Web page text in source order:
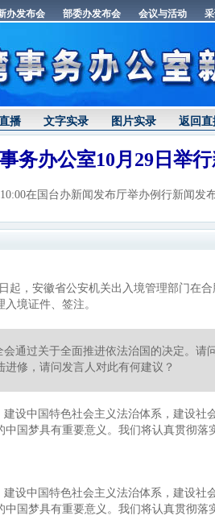
播 文字实录 图片实录 返回直
务办公室10月29日举
在国台办新闻发布厅举办例行新闻发
起，安徽省公安机关出入境管理部门在
境证件、签注。
通过关于全面推进依法治国的决定。请
修，请问发言人对此有何建议？
设中国特色社会主义法治体系，建设
国梦具有重要意义。我们将认真贯彻
设中国特色社会主义法治体系，建设
国梦具有重要意义。我们将认真贯彻